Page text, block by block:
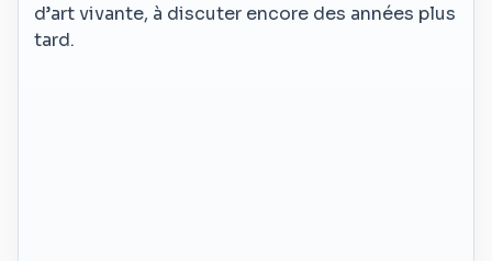
d’art vivante, à discuter encore des années plus
tard.